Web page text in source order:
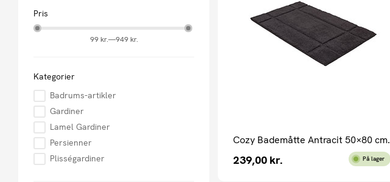
Pris
99 kr.—949 kr.
Kategorier
Badrums-artikler
Gardiner
Lamel Gardiner
Persienner
Plisségardiner
Cozy Bademåtte Antracit 50×80 cm.
239,00 kr. På lager